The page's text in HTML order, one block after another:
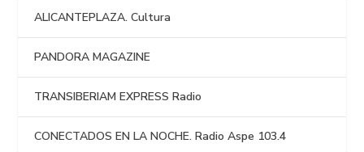
ALICANTEPLAZA. Cultura
PANDORA MAGAZINE
TRANSIBERIAM EXPRESS Radio
CONECTADOS EN LA NOCHE. Radio Aspe 103.4